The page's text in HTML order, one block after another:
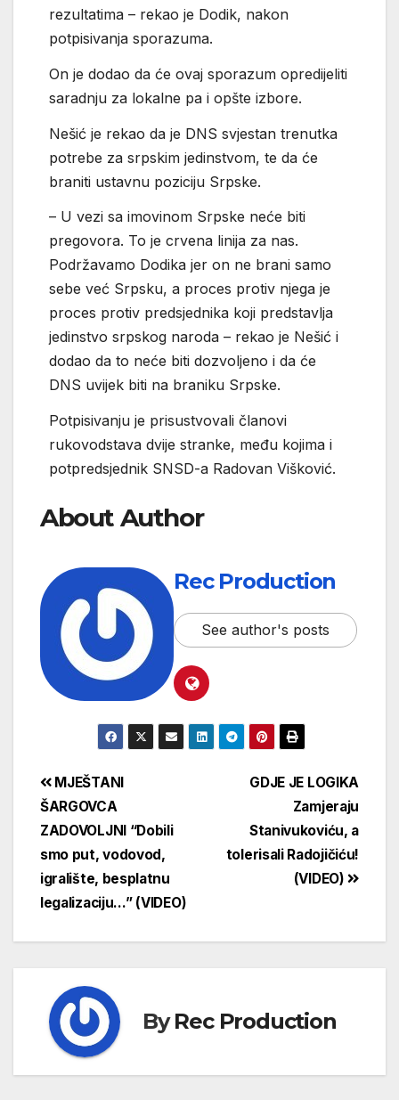
rezultatima – rekao je Dodik, nakon
potpisivanja sporazuma.
On je dodao da će ovaj sporazum opredijeliti
saradnju za lokalne pa i opšte izbore.
Nešić je rekao da je DNS svjestan trenutka
potrebe za srpskim jedinstvom, te da će
braniti ustavnu poziciju Srpske.
– U vezi sa imovinom Srpske neće biti
pregovora. To je crvena linija za nas.
Podržavamo Dodika jer on ne brani samo
sebe već Srpsku, a proces protiv njega je
proces protiv predsjednika koji predstavlja
jedinstvo srpskog naroda – rekao je Nešić i
dodao da to neće biti dozvoljeno i da će
DNS uvijek biti na braniku Srpske.
Potpisivanju je prisustvovali članovi
rukovodstava dvije stranke, među kojima i
potpredsjednik SNSD-a Radovan Višković.
About Author
Rec Production
See author's posts
GDJE JE LOGIKA
Zamjeraju
Stanivukoviću, a
tolerisali Radojičiću!
(VIDEO)
MJEŠTANI
ŠARGOVCA
ZADOVOLJNI “Dobili
smo put, vodovod,
igralište, besplatnu
legalizaciju…” (VIDEO)
ByRec Production